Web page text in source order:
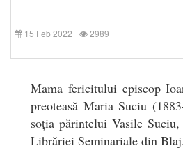
15 Feb 2022 2989
Mama fericitului episcop
preoteasă Maria Suciu
soția părintelui Vasile
Librăriei Seminariale din Blaj.